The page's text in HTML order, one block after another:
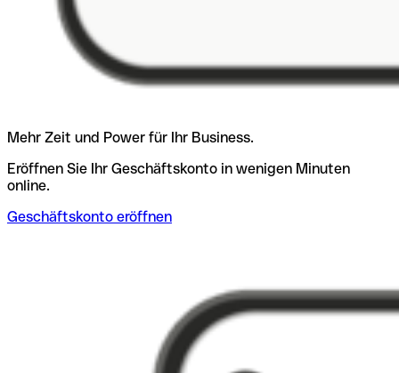
Mehr Zeit und Power für Ihr Business.
Eröffnen Sie Ihr Geschäftskonto in wenigen Minuten
online.
Geschäftskonto eröffnen